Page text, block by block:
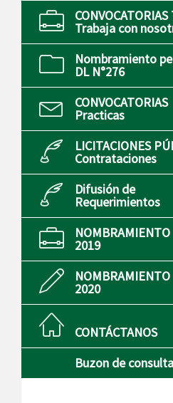
CONVOCATORIAS
Trabaja con
Nombramiento
DL N°276
CONVOCATORIAS
Practicas
LICITACIONES
Contrataciones
Difusión de
Requerimientos
NOMBRAMIENTO
2019
NOMBRAMIENTO
2020
CONTÁCTANOS
Buzon de